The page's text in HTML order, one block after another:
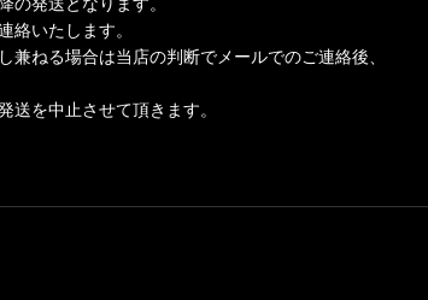
絡いたします。
兼ねる場合は当店の判断でメールでのご連絡後、
を中止させて頂きます。